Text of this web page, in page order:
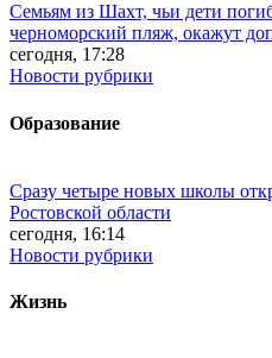
Семьям из Шахт, чьи дети
черноморский пляж, окажут
сегодня, 17:28
Новости рубрики
Образование
Сразу четыре новых школы
Ростовской области
сегодня, 16:14
Новости рубрики
Жизнь